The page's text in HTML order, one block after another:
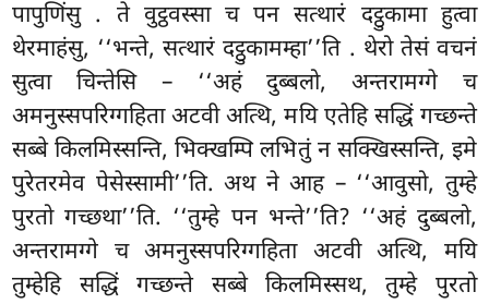
पापुणिंसु . ते वुट्ठवस्सा च पन सत्थारं दट्ठुकामा हुत्वा
थेरमाहंसु, ‘‘भन्ते, सत्थारं दट्ठुकामम्हा’’ति . थेरो तेसं वचनं
सुत्वा चिन्तेसि – ‘‘अहं दुब्बलो, अन्तरामग्गे च
अमनुस्सपरिग्गहिता अटवी अत्थि, मयि एतेहि सद्धिं गच्छन्ते
सब्बे किलमिस्सन्ति, भिक्खम्पि लभितुं न सक्खिस्सन्ति, इमे
पुरेतरमेव पेसेस्सामी’’ति. अथ ने आह – ‘‘आवुसो, तुम्हे
पुरतो गच्छथा’’ति. ‘‘तुम्हे पन भन्ते’’ति? ‘‘अहं दुब्बलो,
अन्तरामग्गे च अमनुस्सपरिग्गहिता अटवी अत्थि, मयि
तुम्हेहि सद्धिं गच्छन्ते सब्बे किलमिस्सथ, तुम्हे पुरतो